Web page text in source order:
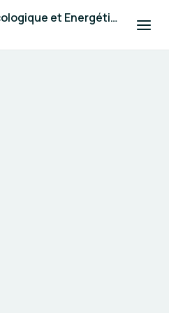
Open de la Transition Ecologique et Energétique #4